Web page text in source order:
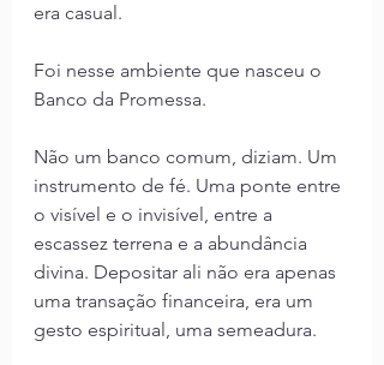
era casual.
Foi nesse ambiente que nasceu o
Banco da Promessa.
Não um banco comum, diziam. Um
instrumento de fé. Uma ponte entre
o visível e o invisível, entre a
escassez terrena e a abundância
divina. Depositar ali não era apenas
uma transação financeira, era um
gesto espiritual, uma semeadura.